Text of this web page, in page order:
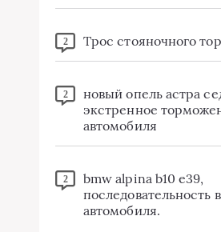
2 Трос стояночного
2
новый опель астра
экстренное
автомобиля
2
bmw alpina b10 e39,
последовательность
автомобиля.